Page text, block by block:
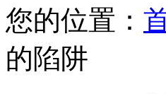
您的位置：
的陷阱